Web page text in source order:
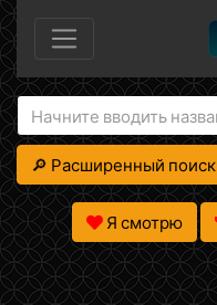
🔎 Расширенный поиск
Я смотрю